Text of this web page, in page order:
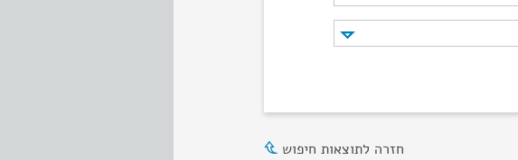
חזרה לתוצאות חיפוש